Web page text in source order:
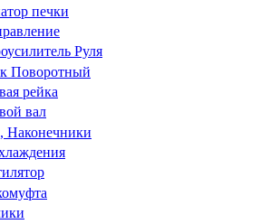
печки
Руля
Поворотный
рейка
вал
Наконечники